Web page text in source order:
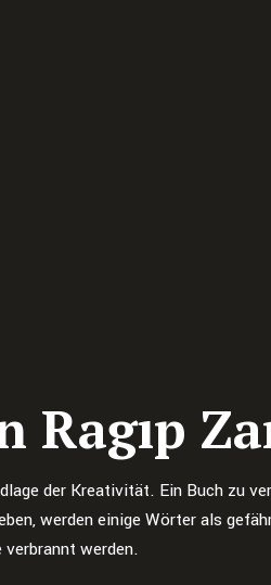
Ragıp
der Kreativität. Ein Buch zu
werden einige Wörter als
werden.